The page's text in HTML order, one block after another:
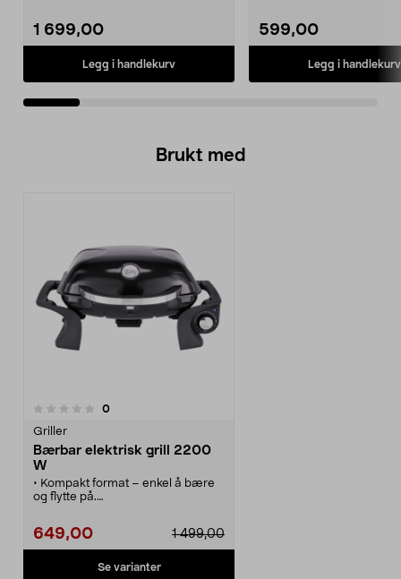
1 699,00
Legg i handlekurv
599,00
Legg i handlekurv
Brukt med
0anmeldelser
Griller
Bærbar elektrisk grill 2200
W
• Kompakt format – enkel å bære
og flytte på.
• Justerbar temperatur – tilpass
varmen etter råvarene.
• Oser mindre enn en kullgrill.
1 499,00
649,00
Se varianter